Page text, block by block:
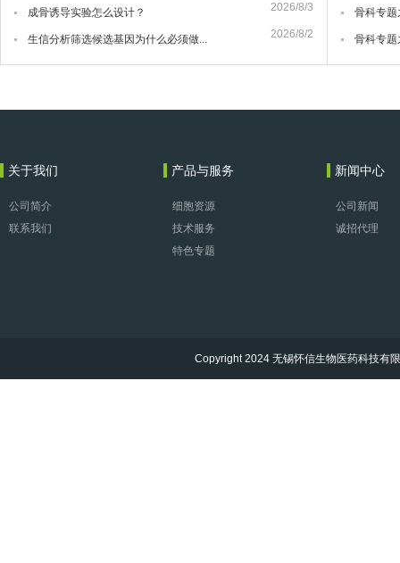
2026/8/3
成骨诱导实验怎么设计？
2026/8/2
生信分析筛选候选基因为什么必须做...
骨科专题
骨科专题
关于我们
公司简介
联系我们
产品与服务
细胞资源
技术服务
特色专题
新闻中心
公司新闻
诚招代理
Copyright 2024 无锡怀信生物医药科技